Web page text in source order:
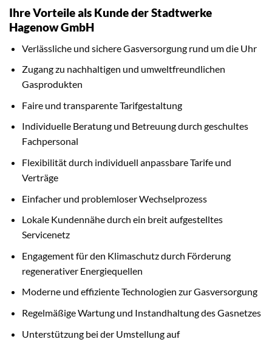
Ihre Vorteile als Kunde der Stadtwerke
Hagenow GmbH
Verlässliche und sichere Gasversorgung rund um die Uhr
Zugang zu nachhaltigen und umweltfreundlichen
Gasprodukten
Faire und transparente Tarifgestaltung
Individuelle Beratung und Betreuung durch geschultes
Fachpersonal
Flexibilität durch individuell anpassbare Tarife und
Verträge
Einfacher und problemloser Wechselprozess
Lokale Kundennähe durch ein breit aufgestelltes
Servicenetz
Engagement für den Klimaschutz durch Förderung
regenerativer Energiequellen
Moderne und effiziente Technologien zur Gasversorgung
Regelmäßige Wartung und Instandhaltung des Gasnetzes
Unterstützung bei der Umstellung auf